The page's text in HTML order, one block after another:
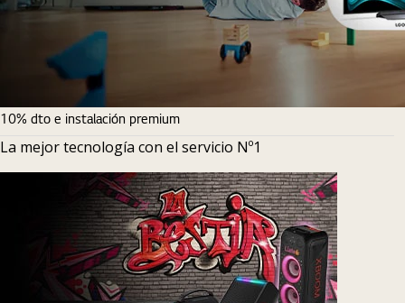
10% dto e instalación premium
La mejor tecnología con el servicio Nº1